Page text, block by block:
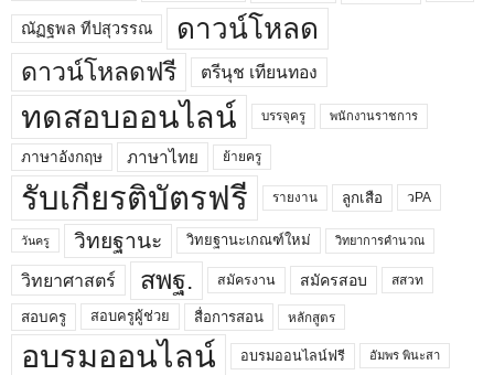
ณัฏฐพล ทีปสุวรรณ ดาวน์โหลด
ดาวน์โหลดฟรี ตรีนุช เทียนทอง
ทดสอบออนไลน์ บรรจุครู พนักงานราชการ
ภาษาอังกฤษ ภาษาไทย ย้ายครู
รับเกียรติบัตรฟรี รายงาน ลูกเสือ วPA
วันครู วิทยฐานะ วิทยฐานะเกณฑ์ใหม่ วิทยาการคำนวณ
วิทยาศาสตร์ สพฐ. สมัครงาน สมัครสอบ สสวท
สอบครู สอบครูผู้ช่วย สื่อการสอน หลักสูตร
อบรมออนไลน์ อบรมออนไลน์ฟรี อัมพร พินะสา